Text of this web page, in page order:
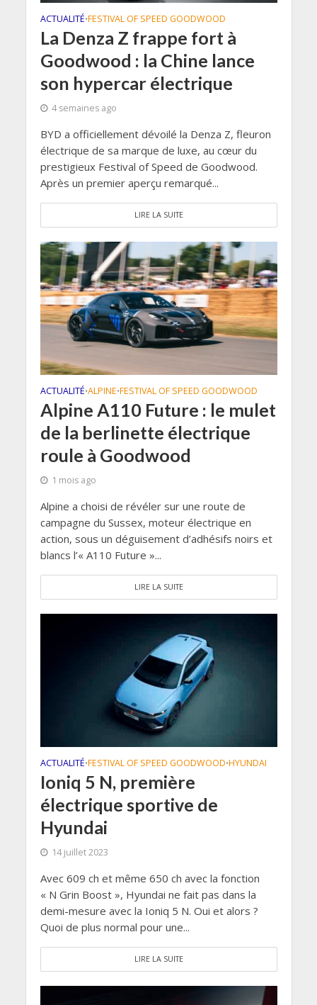
ACTUALITÉ•FESTIVAL OF SPEED GOODWOOD
La Denza Z frappe fort à
Goodwood : la Chine lance
son hypercar électrique
4 semaines ago
BYD a officiellement dévoilé la Denza Z, fleuron
électrique de sa marque de luxe, au cœur du
prestigieux Festival of Speed de Goodwood.
Après un premier aperçu remarqué...
LIRE LA SUITE
ACTUALITÉ•ALPINE•FESTIVAL OF SPEED GOODWOOD
Alpine A110 Future : le mulet
de la berlinette électrique
roule à Goodwood
1 mois ago
Alpine a choisi de révéler sur une route de
campagne du Sussex, moteur électrique en
action, sous un déguisement d’adhésifs noirs et
blancs l’« A110 Future »...
LIRE LA SUITE
ACTUALITÉ•FESTIVAL OF SPEED GOODWOOD•HYUNDAI
Ioniq 5 N, première
électrique sportive de
Hyundai
14 juillet 2023
Avec 609 ch et même 650 ch avec la fonction
« N Grin Boost », Hyundai ne fait pas dans la
demi-mesure avec la Ioniq 5 N. Oui et alors ?
Quoi de plus normal pour une...
LIRE LA SUITE